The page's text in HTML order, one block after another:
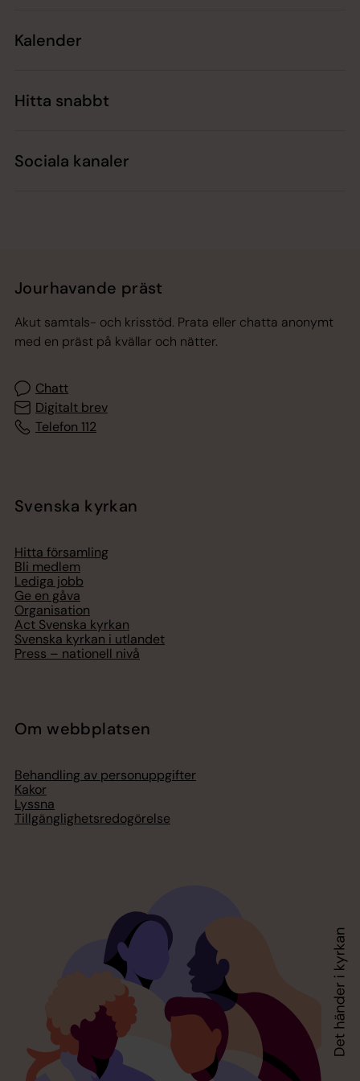
Kalender
Hitta snabbt
Sociala kanaler
Jourhavande präst
Akut samtals- och krisstöd. Prata eller chatta anonymt
med en präst på kvällar och nätter.
Chatt
Digitalt brev
Telefon 112
Svenska kyrkan
Hitta församling
Bli medlem
Lediga jobb
Ge en gåva
Organisation
Act Svenska kyrkan
Svenska kyrkan i utlandet
Press – nationell nivå
Om webbplatsen
Behandling av personuppgifter
Kakor
Lyssna
Tillgänglighetsredogörelse